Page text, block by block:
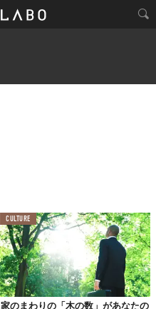
CULTURE
家のまわりの「木の数」があなたの